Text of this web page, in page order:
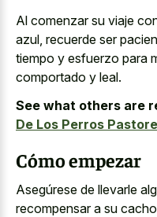
Al comenzar su viaje
azul, recuerde ser
tiempo y esfuerzo para
comportado y leal.
See what others are
De Los Perros
Cómo empezar
Asegúrese de llevarle
recompensar a su